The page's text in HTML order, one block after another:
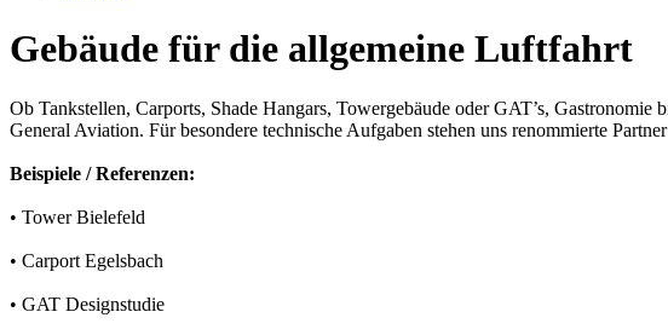
Gebäude für die allgemeine Luftfahrt
Ob Tankstellen, Carports, Shade Hangars, Towergebäude oder GAT’s,
General Aviation. Für besondere technische Aufgaben stehen uns renommierte
Beispiele / Referenzen:
• Tower Bielefeld
• Carport Egelsbach
• GAT Designstudie